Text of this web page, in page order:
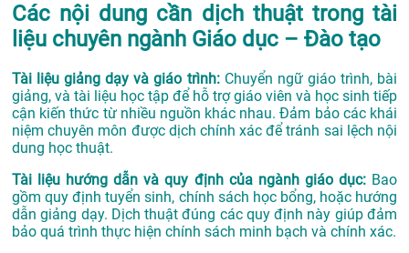
Các nội dung cần dịch thuật trong tài
liệu chuyên ngành Giáo dục – Đào tạo
Tài liệu giảng dạy và giáo trình: Chuyển ngữ giáo trình, bài
giảng, và tài liệu học tập để hỗ trợ giáo viên và học sinh tiếp
cận kiến thức từ nhiều nguồn khác nhau. Đảm bảo các khái
niệm chuyên môn được dịch chính xác để tránh sai lệch nội
dung học thuật.
Tài liệu hướng dẫn và quy định của ngành giáo dục: Bao
gồm quy định tuyển sinh, chính sách học bổng, hoặc hướng
dẫn giảng dạy. Dịch thuật đúng các quy định này giúp đảm
bảo quá trình thực hiện chính sách minh bạch và chính xác.